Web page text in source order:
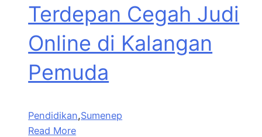
Terdepan Cegah Judi
Online di Kalangan
Pemuda
Pendidikan,Sumenep
Read More